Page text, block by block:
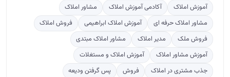
آموزش املاک آکادمی آموزش املاک
مشاور املاک
مشاور املاک حرفه ای
آموزش املاک ابراهیمی
فروش املاک
فروش ملک
مدیر املاک
مشاور املاک مبتدی
آموزش مشاور املاک
آموزش املاک و مستغلات
جذب مشتری در املاک
فروش
پس گرفتن ودیعه